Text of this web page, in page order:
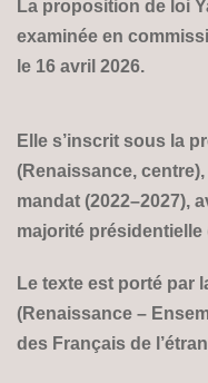
La proposition de loi
examinée en
le 16 avril 2026.
Elle s’inscrit sous la
(Renaissance,
mandat (2022–2027),
majorité présidentielle
Le texte est porté par
(Renaissance –
des Français de